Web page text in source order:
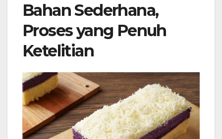
Bahan Sederhana,
Proses yang Penuh
Ketelitian